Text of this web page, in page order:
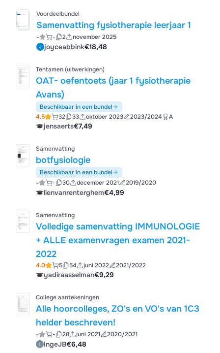
Voordeelbundel
Samenvatting fysiotherapie leerjaar 1
- - 2 november 2025
joyceabbink€18,48
Tentamen (uitwerkingen)
OAT- oefentoets (jaar 1 fysiotherapie
Avans)
Beschikbaar in een bundel
4.5
32 33 oktober 2023 2023/2024 A
jensaerts€7,49
Samenvatting
botfysiologie
Beschikbaar in een bundel
- - 30 december 2021 2019/2020
lienvanrenterghem€4,99
Samenvatting
Volledige samenvatting IMMUNOLOGIE
+ ALLE examenvragen examen 2021-
2022
4.0 5 54 juni 2022 2021/2022
yadiraasselman€9,29
College aantekeningen
Alle hoorcolleges, ZO's en VO's van 1C3
helder beschreven!
- - 28 juni 2021 2020/2021
IngeJB€6,48